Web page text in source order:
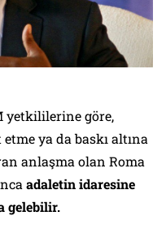
yetkililerine göre,
etme ya da baskı altına
anlaşma olan Roma
adaletin idaresine
gelebilir.